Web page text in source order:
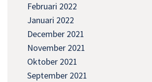
Februari 2022
Januari 2022
December 2021
November 2021
Oktober 2021
September 2021